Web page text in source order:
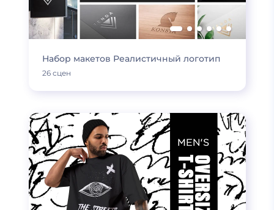
Набор макетов Реалистичный логотип
26 сцен